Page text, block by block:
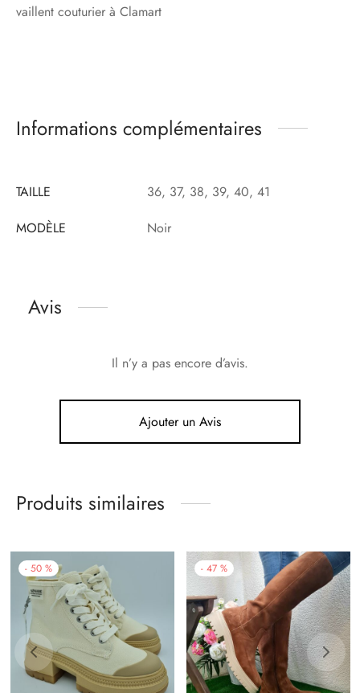
vaillent couturier à Clamart
Informations complémentaires
TAILLE
36, 37, 38, 39, 40, 41
MODÈLE
Noir
Avis
Il n’y a pas encore d’avis.
Ajouter un Avis
Produits similaires
- 50 % - 47 %